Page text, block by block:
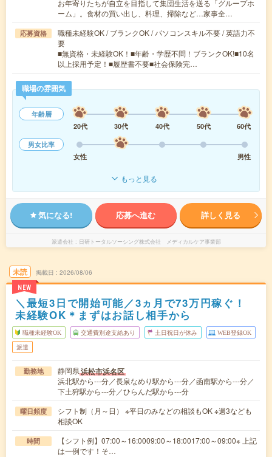
お年寄りたちが自立を目指して集団生活を送る「グループホ
ーム」。食材の買い出し、料理、掃除など…家事全…
応募資格
職種未経験OK / ブランクOK / パソコンスキル不要 / 英語力不
要
■無資格・未経験OK！■年齢・学歴不問！ブランクOK!■10名
以上採用予定！■履歴書不要■社会保険完…
職場の雰囲気
年齢層
20代
30代 40代 50代
60代
男女比率
女性
男性
もっと見る
気になる! 応募へ進む 詳しく見る
派遣会社 日研トータルソーシング株式会社 メディカルケア事業部
未読
NEW
掲載日 2026/08/06
＼最短3日で開始可能／3ヵ月で73万円稼ぐ！
未経験OK＊まずはお話し相手から
職種未経験OK 交通費別途支給あり 土日祝日が休み WEB登録OK
派遣
勤務地 静岡県浜松市浜名区
浜北駅から---分／長泉なめり駅から---分／函南駅から---分／
下土狩駅から---分／ひらんだ駅から---分
曜日頻度
シフト制（月～日） ※平日のみなどの相談もOK ※週3なども
相談OK
時間
【シフト例】07:00～16:0009:00～18:0017:00～09:00※ 上記
は一例です！そ…